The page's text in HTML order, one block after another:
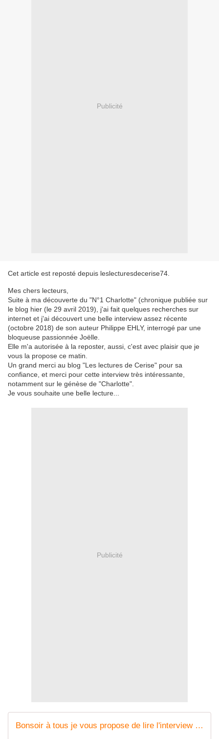
Publicité
Cet article est reposté depuis leslecturesdecerise74
Mes chers lecteurs,
Suite à ma découverte du "N°1 Charlotte" (chronique publiée sur
le blog hier (le 29 avril 2019), j'ai fait quelques recherches sur
internet et j'ai découvert une belle interview assez récente
(octobre 2018) de son auteur Philippe EHLY, interrogé par une
bloqueuse passionnée Joëlle.
Elle m'a autorisée à la reposter, aussi, c'est avec plaisir que je
vous la propose ce matin.
Un grand merci au blog "Les lectures de Cerise" pour sa
confiance, et merci pour cette interview très intéressante,
notamment sur le génèse de "Charlotte".
Je vous souhaite une belle lecture...
Publicité
Bonsoir à tous je vous propose de lire l'interview que j'ai réalisée ce soir lundi 8 octobre, avec Philippe EHLY, sur mon groupe FB : lecteurs auteurs : la passion des mots